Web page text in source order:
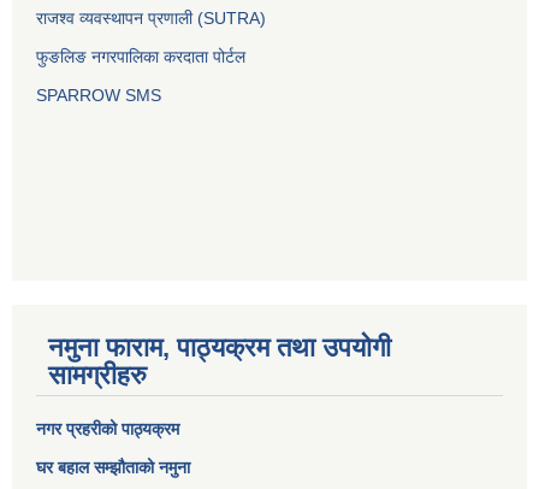
राजश्व व्यवस्थापन प्रणाली (SUTRA)
फुङलिङ नगरपालिका करदाता पोर्टल
SPARROW SMS
नमुना फाराम, पाठ्यक्रम तथा उपयोगी
सामग्रीहरु
नगर प्रहरीको पाठ्यक्रम
घर बहाल सम्झौताको नमुना